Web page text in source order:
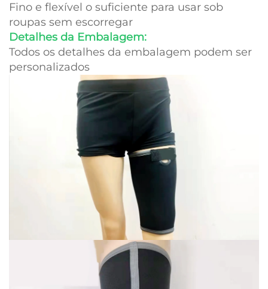
Fino e flexível o suficiente para usar sob
roupas sem escorregar
Detalhes da Embalagem:
Todos os detalhes da embalagem podem ser
personalizados